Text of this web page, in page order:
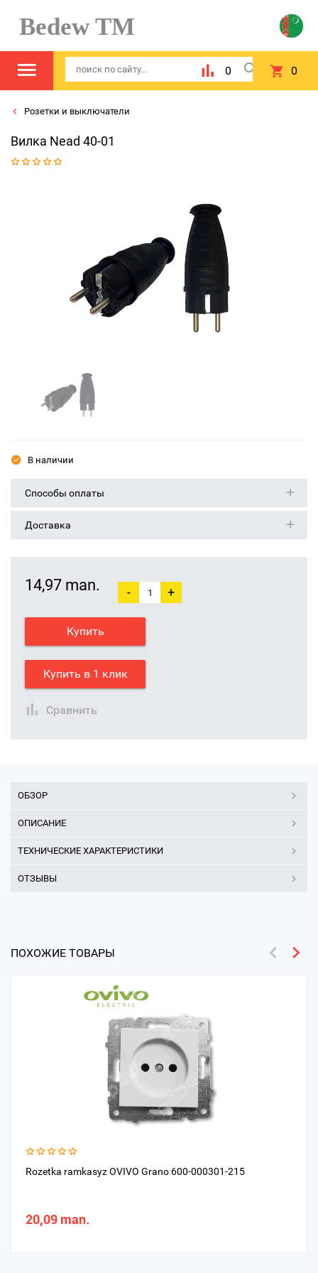
Bedew TM
0 0
Розетки и выключатели
Вилка Nead 40-01
В наличии
Способы оплаты
Доставка
14,97 man. - +
Купить
Купить в 1 клик
Сравнить
ОБЗОР
ОПИСАНИЕ
ТЕХНИЧЕСКИЕ ХАРАКТЕРИСТИКИ
ОТЗЫВЫ
ПОХОЖИЕ ТОВАРЫ
Rozetka ramkasyz OVIVO Grano 600-000301-215
20,09 man.